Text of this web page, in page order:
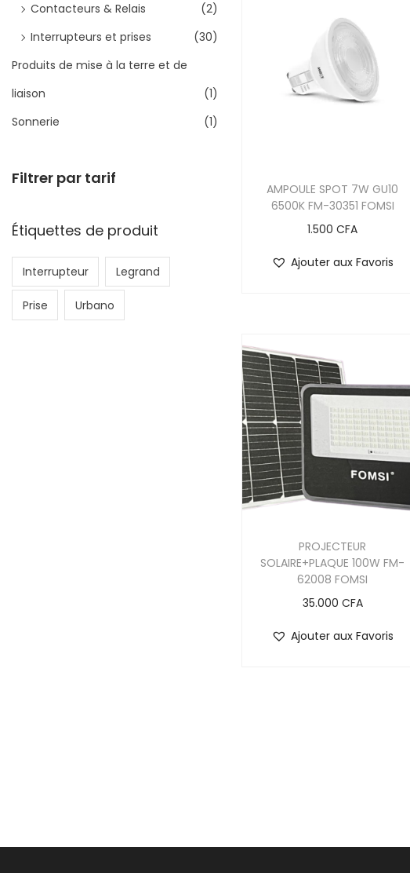
AMPOULE SPOT 7W GU10
6500K FM-30351 FOMSI
1.500CFA
Ajouter aux Favoris
PROJECTEUR
SOLAIRE+PLAQUE 100W FM-
62008 FOMSI
35.000 CFA
Ajouter aux Favoris
Contacteurs & Relais
(2)
Interrupteurs et prises
(30)
Produits de mise à la terre et de
liaison
(1)
Sonnerie
(1)
Filtrer par tarif
Étiquettes de produit
Interrupteur Legrand
Prise Urbano